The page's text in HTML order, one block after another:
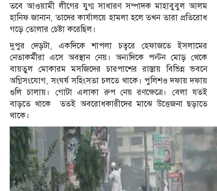
তবে আওয়ামী লীগের যুগ্ম সাধারণ সম্পাদক মাহাবুবুল আলম
হানিফ জানান, তাদের কার্যালয়ে হামলা হলে তখন তারা প্রতিরোধ
গড়ে তোলার চেষ্টা করেছিল।
দুপুর দেড়টা, একদিকে শাপলা চত্বরে হেফাজতে ইসলামের
নেতাকর্মীরা এসে অবস্থান নেয়। অন্যদিকে পল্টন মোড় থেকে
বায়তুল মোকারম মসজিদের চারপাশের রাস্তায় বিভিন্ন ভবনে
অগ্নিসংযোগ, সংঘর্ষ সহিংসতা চলতে থাকে। পুলিশও দফায় দফায়
গুলি চালায়। গোটা এলাকা রুপ নেয় রণক্ষেত্রে। বেলা যতই
বাড়তে থাকে ততই অবরোধকারীদের মাঝে উত্তেজনা ছড়াতে
থাকে।